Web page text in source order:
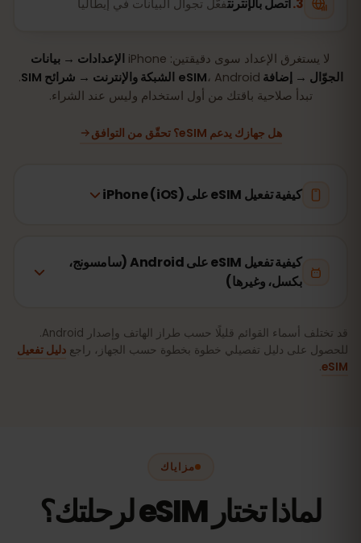
اتصل بالإنترنتفعّل تجوال البيانات في إيطاليا
لا يستغرق الإعداد سوى دقيقتين: iPhone
الإعدادات → بيانات
الجوّال → إضافة eSIM ، Android الشبكة والإنترنت → شرائح SIM
.
تبدأ صلاحية باقتك من أول استخدام وليس عند الشراء.
هل جهازك يدعم eSIM؟ تحقّق من التوافق
كيفية تفعيل eSIM على iPhone (iOS)
كيفية تفعيل eSIM على Android (سامسونج،
بكسل، وغيرها)
قد تختلف أسماء القوائم قليلًا حسب طراز الهاتف وإصدار Android.
للحصول على دليل تفصيلي خطوة بخطوة حسب الجهاز، راجع دليل تفعيل
eSIM
.
مزاياك
لماذا تختار eSIM لرحلتك؟